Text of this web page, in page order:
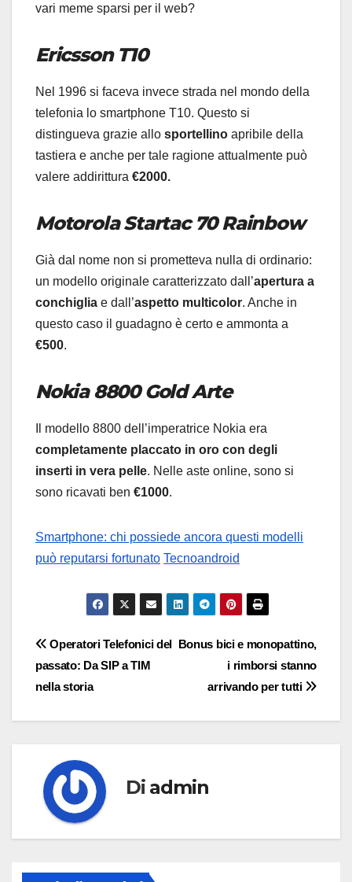
vari meme sparsi per il web?
Ericsson T10
Nel 1996 si faceva invece strada nel mondo della
telefonia lo smartphone T10. Questo si
distingueva grazie allo sportellino apribile della
tastiera e anche per tale ragione attualmente può
valere addirittura €2000.
Motorola Startac 70 Rainbow
Già dal nome non si prometteva nulla di ordinario:
un modello originale caratterizzato dall’apertura a
conchiglia e dall’aspetto multicolor. Anche in
questo caso il guadagno è certo e ammonta a
€500.
Nokia 8800 Gold Arte
Il modello 8800 dell’imperatrice Nokia era
completamente placcato in oro con degli
inserti in vera pelle. Nelle aste online, sono si
sono ricavati ben €1000.
Smartphone: chi possiede ancora questi modelli
può reputarsi fortunato Tecnoandroid
Navigazione
articoli
Bonus bici e monopattino,
i rimborsi stanno
arrivando per tutti
Operatori Telefonici del
passato: Da SIP a TIM
nella storia
Di admin